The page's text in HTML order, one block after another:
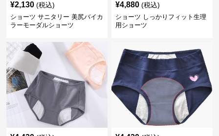
¥2,130 (税込)
ショーツ サニタリー 美尻バイカ
ラーモーダルショーツ
¥4,880 (税込)
ショーツ しっかりフィット生理
用ショーツ